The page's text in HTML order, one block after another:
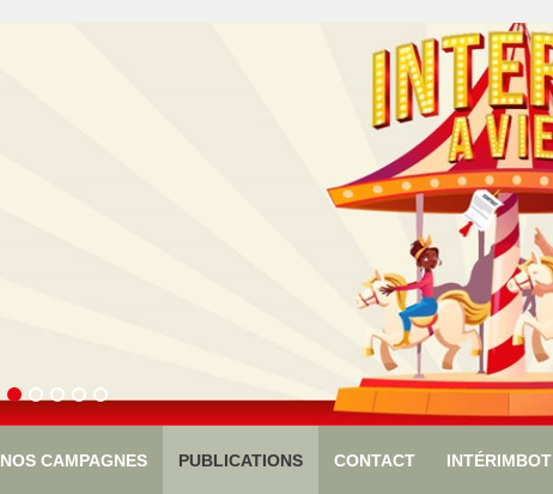
NOS CAMPAGNES PUBLICATIONS CONTACT INTÉRIMBOT